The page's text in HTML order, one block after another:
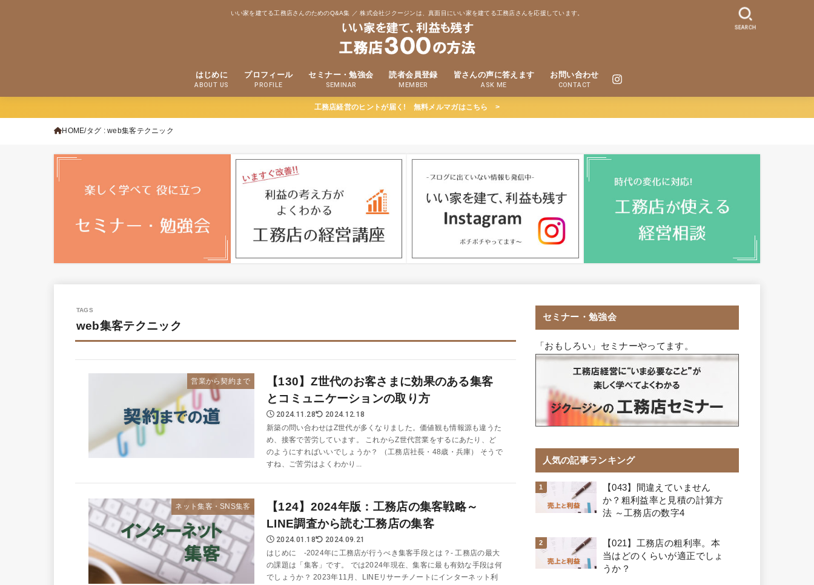
いい家を建てる工務店さんのためのQ&A集 ／ 株式会社ジクージンは、真面目にいい家を建てる工務店さんを応援しています。
はじめに
ABOUT US
プロフィール
PROFILE
セミナー・勉強会
SEMINAR
読者会員登録
MEMBER
皆さんの声に答えます
ASK ME
お問い合わせ
CONTACT
SEARCH
工務店経営のヒントが届く! 無料メルマガはこちら >
HOME タグ : web集客テクニック
web集客テクニック
営業から契約まで
【130】Z世代のお客さまに効果のある集客
とコミュニケーションの取り方
2024.11.28 2024.12.18
新築の問い合わせはZ世代が多くなりました。価値観も情報源も違うた
め、接客で苦労しています。 これからZ世代営業をするにあたり、ど
のようにすればいいでしょうか？ （工務店社長・48歳・兵庫） そうで
すね、ご苦労はよくわかり...
ネット集客・SNS集客
【124】2024年版：工務店の集客戦略～
LINE調査から読む工務店の集客
2024.01.18 2024.09.21
はじめに -2024年に工務店が行うべき集客手段とは？- 工務店の最大
の課題は「集客」です。 では2024年現在、集客に最も有効な手段は何
でしょうか？ 2023年11月、LINEリサーチノートにインターネット利
セミナー・勉強会
「おもしろい」セミナーやってます。
人気の記事ランキング
【043】間違えていません
か？粗利益率と見積の計算方
法 ～工務店の数字4
【021】工務店の粗利率。本
当はどのくらいが適正でしょ
うか？